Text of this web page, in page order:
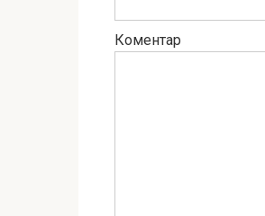
Коментар